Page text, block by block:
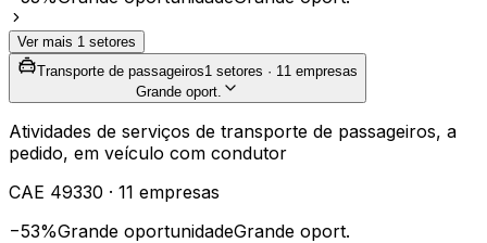
Ver mais 1 setores
Transporte de passageiros1 setores · 11 empresas
Grande oport.
Atividades de serviços de transporte de passageiros, a
pedido, em veículo com condutor
CAE 49330 · 11 empresas
−53%Grande oportunidadeGrande oport.